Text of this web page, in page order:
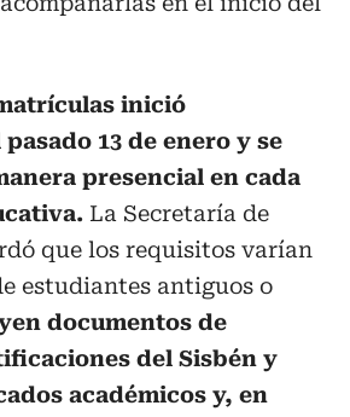
inició
13 de enero y se
presencial en cada
La Secretaría de
que los requisitos varían
estudiantes antiguos o
documentos de
del Sisbén y
académicos y, en